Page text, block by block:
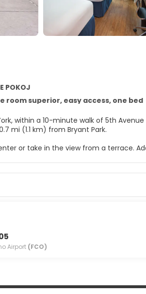
POKOJ
room superior, easy access, one bed
within a 10-minute walk of 5th Avenue
mi (1.1 km) from Bryant Park.
or take in the view from a terrace.
featuring flat-screen televisions.
available for your entertainment.
as well as safes and desks.
7:30 AM to 10:00 AM.
newspapers in the lobby,
Airport (FCO)